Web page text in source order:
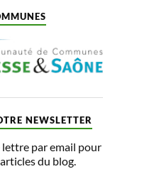
NEWSLETTER
par email pour
du blog.